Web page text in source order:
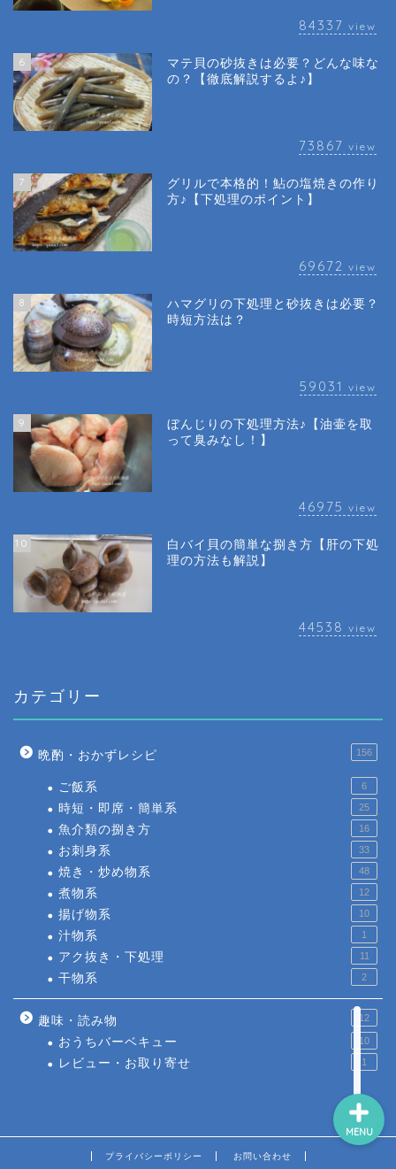
84337 view
6
マテ貝の砂抜きは必要？どんな味な
の？【徹底解説するよ♪】
73867 view
7
グリルで本格的！鮎の塩焼きの作り
方♪【下処理のポイント】
69672 view
8
ハマグリの下処理と砂抜きは必要？
時短方法は？
59031 view
9
ぼんじりの下処理方法♪【油壷を取
って臭みなし！】
46975 view
10
白バイ貝の簡単な捌き方【肝の下処
理の方法も解説】
44538 view
カテゴリー
晩酌・おかずレシピ 156
ご飯系 6
時短・即席・簡単系 25
魚介類の捌き方 16
お刺身系 33
焼き・炒め物系 48
煮物系 12
揚げ物系 10
汁物系 1
アク抜き・下処理 11
干物系 2
趣味・読み物 12
おうちバーベキュー 10
レビュー・お取り寄せ 1
プライバシーポリシー お問い合わせ
MENU